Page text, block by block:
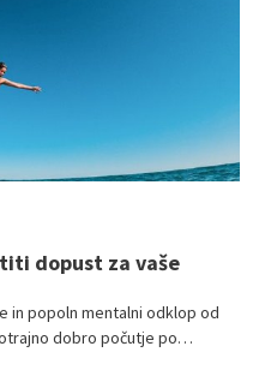
dopust za vaše
in popoln mentalni odklop od
dobro počutje po